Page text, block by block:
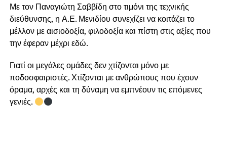
Με τον Παναγιώτη Σαββίδη στο τιμόνι της τεχνικής
διεύθυνσης, η Α.Ε. Μενιδίου συνεχίζει να κοιτάζει το
μέλλον με αισιοδοξία, φιλοδοξία και πίστη στις αξίες που
την έφεραν μέχρι εδώ.
Γιατί οι μεγάλες ομάδες δεν χτίζονται μόνο με
ποδοσφαιριστές. Χτίζονται με ανθρώπους που έχουν
όραμα, αρχές και τη δύναμη να εμπνέουν τις επόμενες
γενιές.